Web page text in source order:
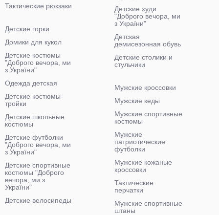
Тактические рюкзаки
Детские худи
"Доброго вечора, ми
з України"
Детская
демисезонная обувь
Детские столики и
стульчики
Детские горки
Домики для кукол
Детские костюмы
"Доброго вечора, ми
з України"
Одежда детская
Детские костюмы-
тройки
Детские школьные
костюмы
Детские футболки
"Доброго вечора, ми
з України"
Детские спортивные
костюмы "Доброго
вечора, ми з
України"
Детские велосипеды
Мужские кроссовки
Мужские кеды
Мужские спортивные
костюмы
Мужские
патриотические
футболки
Мужские кожаные
кроссовки
Тактические
перчатки
Мужские спортивные
штаны